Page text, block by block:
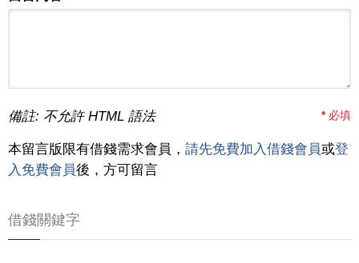
備註: 不允許 HTML 語法 *必填
本留言版限有借錢需求會員， 請先免費加入借錢會員或登
入免費會員後，方可留言
借錢關鍵字